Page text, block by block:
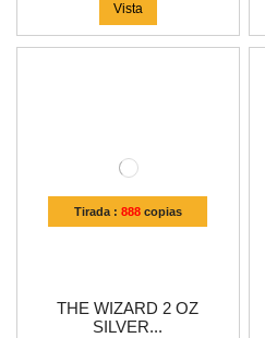
Vista
Tirada : 888copias
THE WIZARD 2 OZ
SILVER...